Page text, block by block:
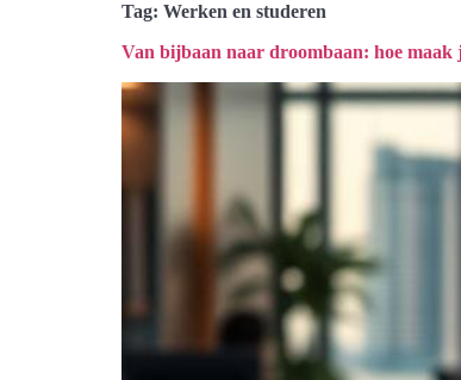
Tag: Werken en studeren
Van bijbaan naar droombaan: hoe maak